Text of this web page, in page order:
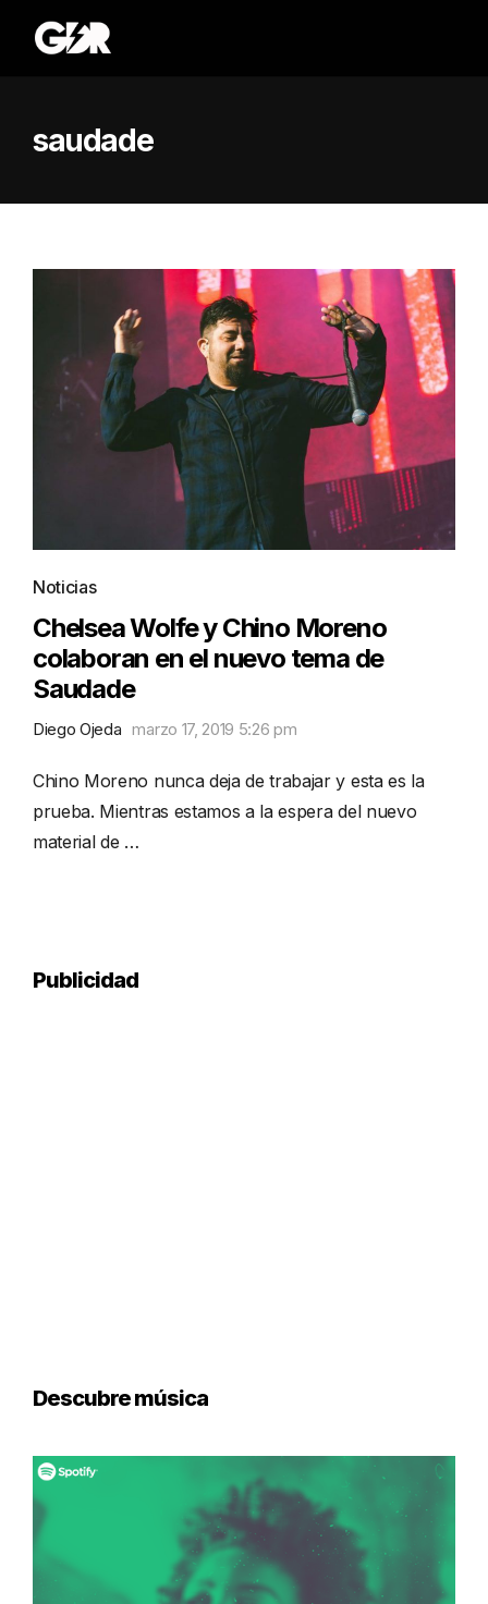
saudade
Noticias
Chelsea Wolfe y Chino Moreno
colaboran en el nuevo tema de
Saudade
Diego Ojeda marzo 17, 2019 5:26 pm
Chino Moreno nunca deja de trabajar y esta es la
prueba. Mientras estamos a la espera del nuevo
material de …
Publicidad
Descubre música